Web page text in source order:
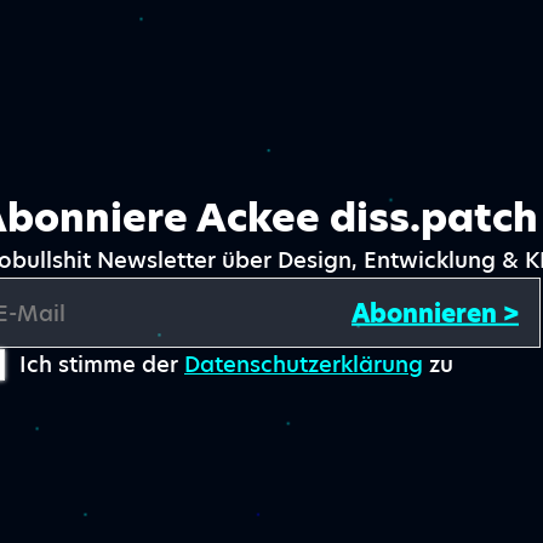
Ackee diss.patch
Newsletter über Design, Entwicklung &
Mail
Abonnieren >
Ich stimme der Datenschutzerklärung zu